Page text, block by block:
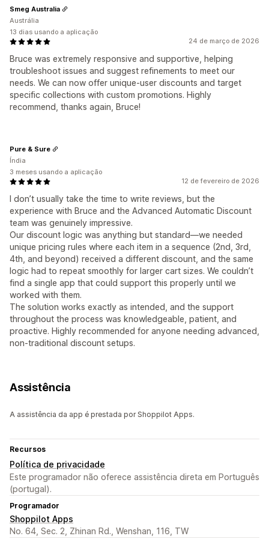
24 de março de 2026
Bruce was extremely responsive and supportive, helping
troubleshoot issues and suggest refinements to meet our
needs. We can now offer unique‑user discounts and target
specific collections with custom promotions. Highly
recommend, thanks again, Bruce!
Smeg Australia
Austrália
13 dias usando a aplicação
12 de fevereiro de 2026
I don’t usually take the time to write reviews, but the
experience with Bruce and the Advanced Automatic Discount
team was genuinely impressive.
Our discount logic was anything but standard—we needed
unique pricing rules where each item in a sequence (2nd, 3rd,
4th, and beyond) received a different discount, and the same
logic had to repeat smoothly for larger cart sizes. We couldn’t
find a single app that could support this properly until we
worked with them.
The solution works exactly as intended, and the support
throughout the process was knowledgeable, patient, and
proactive. Highly recommended for anyone needing advanced,
non-traditional discount setups.
Pure & Sure
Índia
3 meses usando a aplicação
Assistência
A assistência da app é prestada por Shoppilot Apps.
Recursos
Política de privacidade
Este programador não oferece assistência direta em Português
(portugal).
Programador
Shoppilot Apps
No. 64, Sec. 2, Zhinan Rd., Wenshan, 116, TW